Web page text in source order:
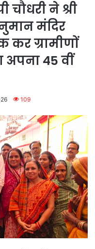
चौधरी ने श्री
मंदिर
कर ग्रामीणों
45 वीं
109